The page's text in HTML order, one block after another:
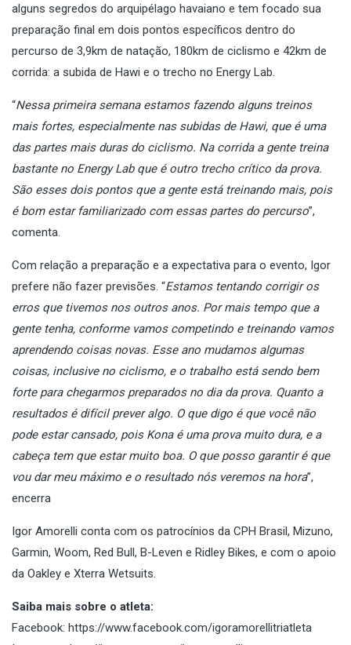
alguns segredos do arquipélago havaiano e tem focado sua
preparação final em dois pontos específicos dentro do
percurso de 3,9km de natação, 180km de ciclismo e 42km de
corrida: a subida de Hawi e o trecho no Energy Lab.
“Nessa primeira semana estamos fazendo alguns treinos
mais fortes, especialmente nas subidas de Hawi, que é uma
das partes mais duras do ciclismo. Na corrida a gente treina
bastante no Energy Lab que é outro trecho crítico da prova.
São esses dois pontos que a gente está treinando mais, pois
é bom estar familiarizado com essas partes do percurso”,
comenta.
Com relação a preparação e a expectativa para o evento, Igor
prefere não fazer previsões. “Estamos tentando corrigir os
erros que tivemos nos outros anos. Por mais tempo que a
gente tenha, conforme vamos competindo e treinando vamos
aprendendo coisas novas. Esse ano mudamos algumas
coisas, inclusive no ciclismo, e o trabalho está sendo bem
forte para chegarmos preparados no dia da prova. Quanto a
resultados é difícil prever algo. O que digo é que você não
pode estar cansado, pois Kona é uma prova muito dura, e a
cabeça tem que estar muito boa. O que posso garantir é que
vou dar meu máximo e o resultado nós veremos na hora”,
encerra
Igor Amorelli conta com os patrocínios da CPH Brasil, Mizuno,
Garmin, Woom, Red Bull, B-Leven e Ridley Bikes, e com o apoio
da Oakley e Xterra Wetsuits.
Saiba mais sobre o atleta:
Facebook: https://www.facebook.com/igoramorellitriatleta